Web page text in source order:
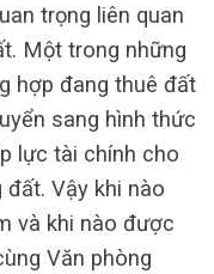
trọng liên quan
Một trong những
hợp đang thuê đất
sang hình thức
lực tài chính cho
Vậy khi nào
và khi nào được
Văn phòng